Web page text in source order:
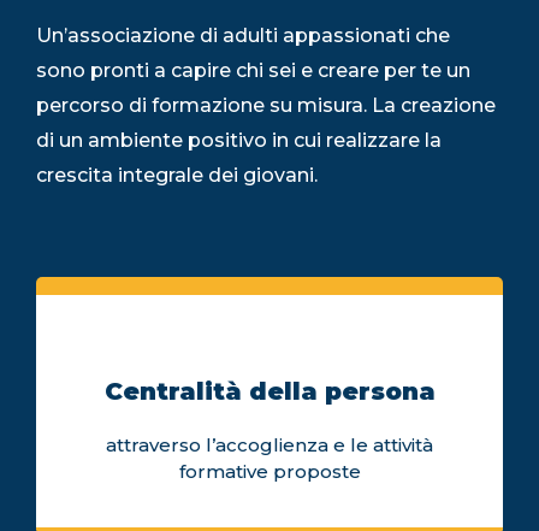
Un’associazione di adulti appassionati che
sono pronti a capire chi sei e creare per te un
percorso di formazione su misura. La creazione
di un ambiente positivo in cui realizzare la
crescita integrale dei giovani.
Centralità della persona
attraverso l’accoglienza e le attività
formative proposte